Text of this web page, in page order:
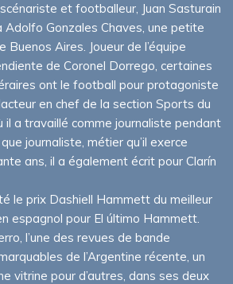
et footballeur, Juan Sasturain
Adolfo Gonzales Chaves, une petite
Buenos Aires. Joueur de l’équipe
de Coronel Dorrego, certaines
ont le football pour protagoniste
en chef de la section Sports du
il a travaillé comme journaliste pendant
journaliste, métier qu’il exerce
ans, il a également écrit pour Clarín
le prix Dashiell Hammett du meilleur
espagnol pour El último Hammett.
l’une des revues de bande
de l’Argentine récente, un
vitrine pour d’autres, dans ses deux